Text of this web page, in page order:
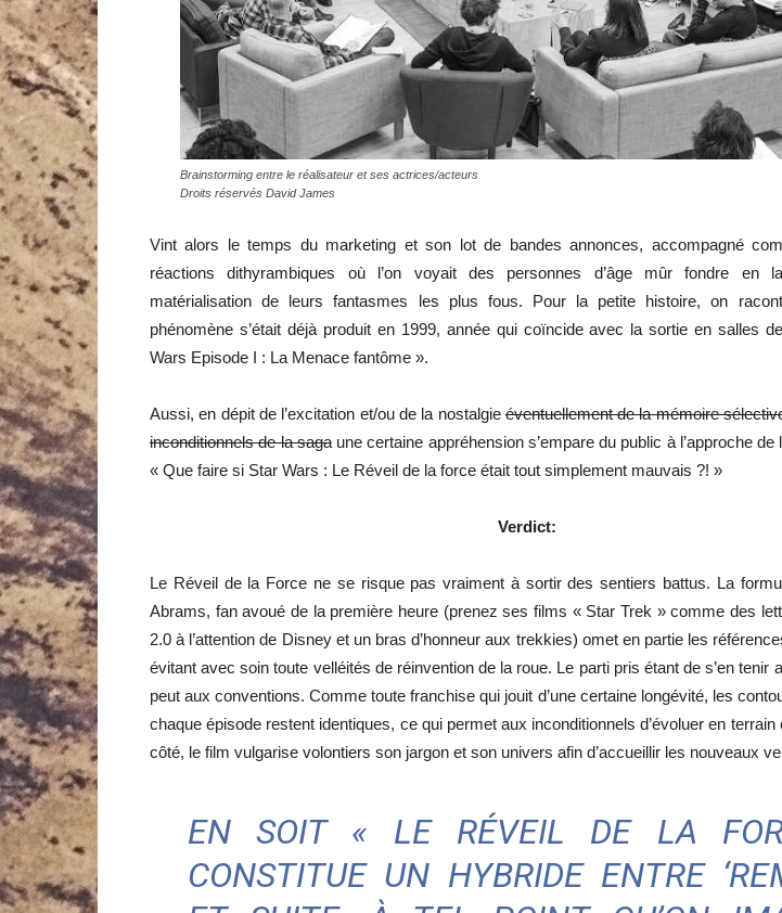
Brainstorming entre le réalisateur et ses actrices/acteurs
Droits réservés David James
Vint alors le temps du marketing et son lot de bandes annonces, accompagné
réactions dithyrambiques où l’on voyait des personnes d’âge mûr fondre en
matérialisation de leurs fantasmes les plus fous. Pour la petite histoire, on
phénomène s’était déjà produit en 1999, année qui coïncide avec la sortie en salles
Wars Episode I : La Menace fantôme ».
Aussi, en dépit de l’excitation et/ou de la nostalgieéventuellement de la mémoire
inconditionnels de la sagaune certaine appréhension s’empare du public à l’approche de
« Que faire si Star Wars : Le Réveil de la force était tout simplement mauvais ?! »
Verdict:
Le Réveil de la Force ne se risque pas vraiment à sortir des sentiers battus. La
Abrams, fan avoué de la première heure (prenez ses films « Star Trek » comme des
2.0 à l’attention de Disney et un bras d’honneur aux trekkies) omet en partie les
évitant avec soin toute velléités de réinvention de la roue. Le parti pris étant de s’en tenir
peut aux conventions. Comme toute franchise qui jouit d’une certaine longévité, les
chaque épisode restent identiques, ce qui permet aux inconditionnels d’évoluer en terrain
côté, le film vulgarise volontiers son jargon et son univers afin d’accueillir les nouveaux
EN SOIT « LE RÉVEIL DE LA
CONSTITUE UN HYBRIDE ENTRE